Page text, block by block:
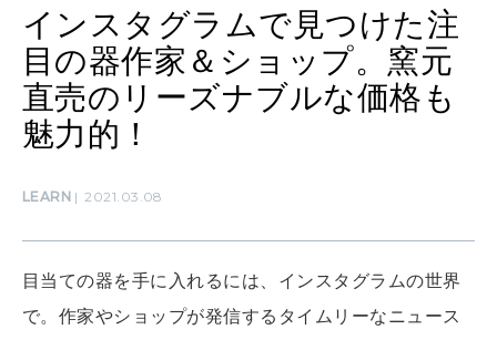
SUSTAINABLE
わたしができること
いい人生って？
インスタグラムで見つけた注
目の器作家＆ショップ。窯元
直売のリーズナブルな価格も
魅力的！
LEARN 2021.03.08
目当ての器を手に入れるには、インスタグラムの世界
で。作家やショップが発信するタイムリーなニュース